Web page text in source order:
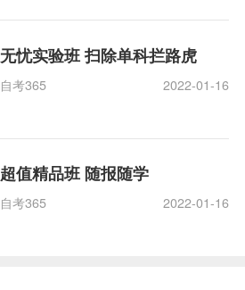
无忧实验班 扫除单科拦路虎
自考365 2022-01-16
超值精品班 随报随学
自考365 2022-01-16